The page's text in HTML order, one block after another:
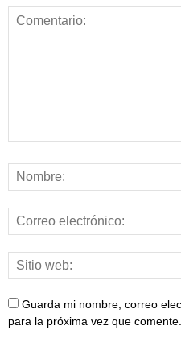
Guarda mi nombre, correo
para la próxima vez que comente.